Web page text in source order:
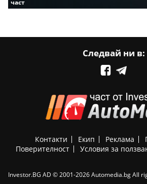
част
Следвай ни в:
Контакти Екип Реклама
Поверителност
Условия за
Investor.BG AD © 2001-2026 Automedia.bg All